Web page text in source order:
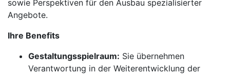
sowie Perspektiven für den Ausbau spezialisierter
Angebote.
Ihre Benefits
Gestaltungsspielraum: Sie übernehmen
Verantwortung in der Weiterentwicklung der